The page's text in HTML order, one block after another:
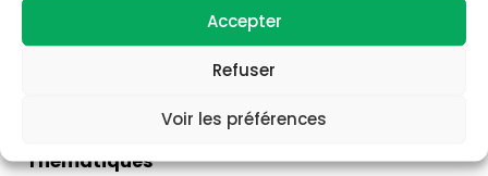
Accepter
Refuser
Voir les préférences
– faire connaître les acteurs de Nouvelle Aquitaine
publication d’articles, de vidéos et de ressources
Thématiques